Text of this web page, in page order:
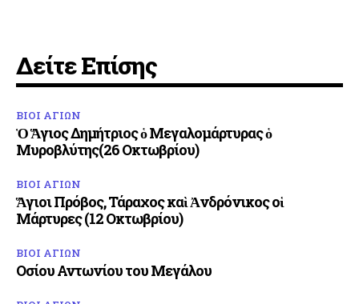
Δείτε Επίσης
ΒΙΟΙ ΑΓΙΩΝ
Ὁ Ἅγιος Δημήτριος ὁ Μεγαλομάρτυρας ὁ
Μυροβλύτης(26 Οκτωβρίου)
ΒΙΟΙ ΑΓΙΩΝ
Ἅγιοι Πρόβος, Τάραχος καὶ Ἀνδρόνικος οἱ
Μάρτυρες (12 Οκτωβρίου)
ΒΙΟΙ ΑΓΙΩΝ
Οσίου Αντωνίου του Μεγάλου